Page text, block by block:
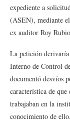
expediente a
(ASEN), mediante
ex auditor Roy
La petición
Interno de Control
documentó desvíos
característica de que
trabajaban en la
conocimiento de ello.